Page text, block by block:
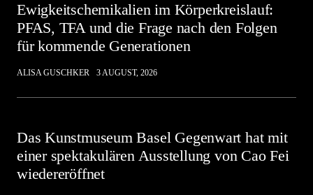
Ewigkeitschemikalien im Körperkreislauf:
PFAS, TFA und die Frage nach den Folgen
für kommende Generationen
ALISA GUSCHKER 3 AUGUST, 2026
Das Kunstmuseum Basel Gegenwart hat mit
einer spektakulären Ausstellung von Cao Fei
wiedereröffnet